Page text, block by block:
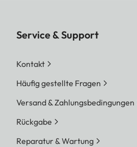
Service & Support
Kontakt
Häufig gestellte Fragen
Versand & Zahlungsbedingungen
Rückgabe
Reparatur & Wartung